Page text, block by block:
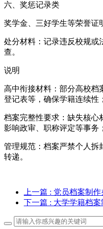
六、‌奖惩记录类‌
奖学金、三好学生等荣誉证
处分材料‌：记录违反校规或
查。
说明
高中衔接材料‌：部分高校档
登记表等，确保学籍连续性；
档案完整性要求‌：缺失核心
影响政审、职称评定等事务；
管理规范‌：档案严禁个人拆
转递。
上一篇 : 党员档案制
下一篇 : 大学学籍档